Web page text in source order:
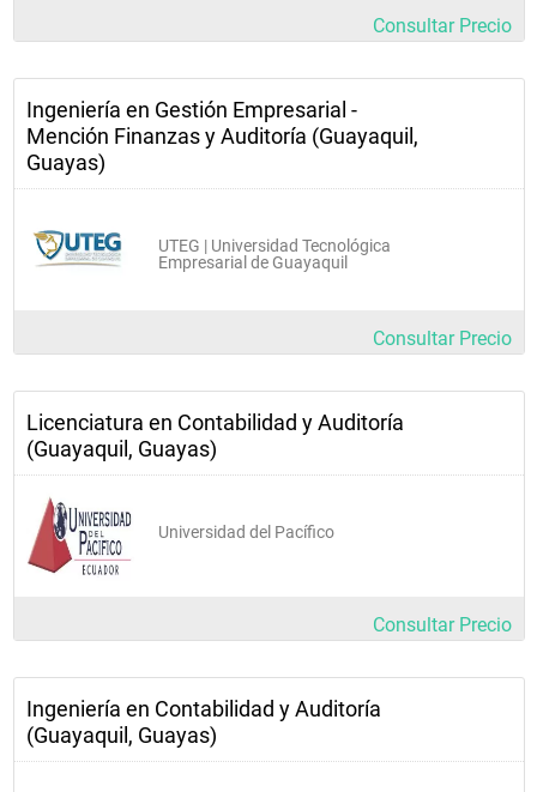
Consultar Precio
Ingeniería en Gestión Empresarial -
Mención Finanzas y Auditoría (Guayaquil,
Guayas)
UTEG | Universidad Tecnológica
Empresarial de Guayaquil
Consultar Precio
Licenciatura en Contabilidad y Auditoría
(Guayaquil, Guayas)
Universidad del Pacífico
Consultar Precio
Ingeniería en Contabilidad y Auditoría
(Guayaquil, Guayas)